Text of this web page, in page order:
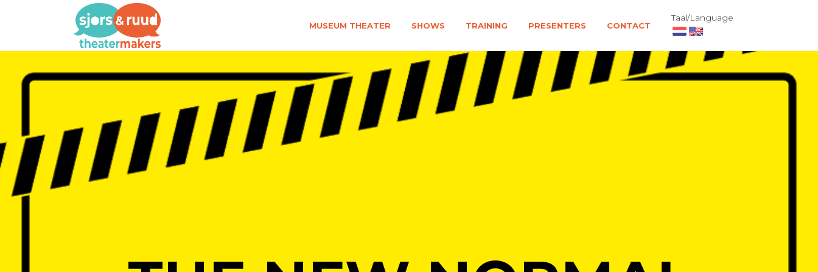
Taal/Language
MUSEUM THEATER SHOWS TRAINING PRESENTERS CONTACT